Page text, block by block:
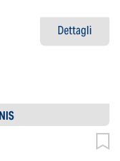
Dettagli